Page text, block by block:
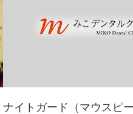
ナイトガード（マウスピー